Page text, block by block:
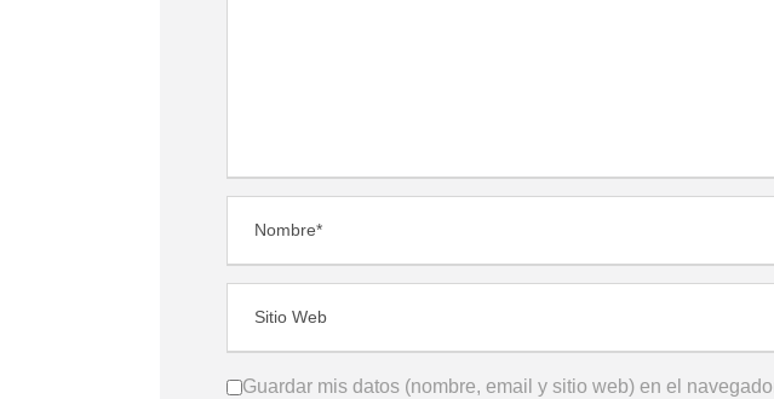
Guardar mis datos (nombre, email y sitio web) en el